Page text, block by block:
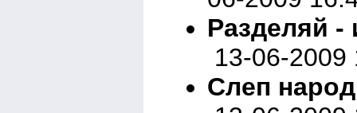
Разделяй -
13-06-2009
Слеп